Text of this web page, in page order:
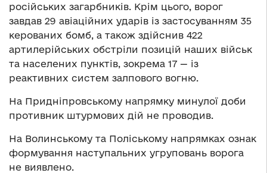
російських загарбників. Крім цього, ворог
завдав 29 авіаційних ударів із застосуванням 35
керованих бомб, а також здійснив 422
артилерійських обстріли позицій наших військ
та населених пунктів, зокрема 17 — із
реактивних систем залпового вогню.
На Придніпровському напрямку минулої доби
противник штурмових дій не проводив.
На Волинському та Поліському напрямках ознак
формування наступальних угруповань ворога
не виявлено.